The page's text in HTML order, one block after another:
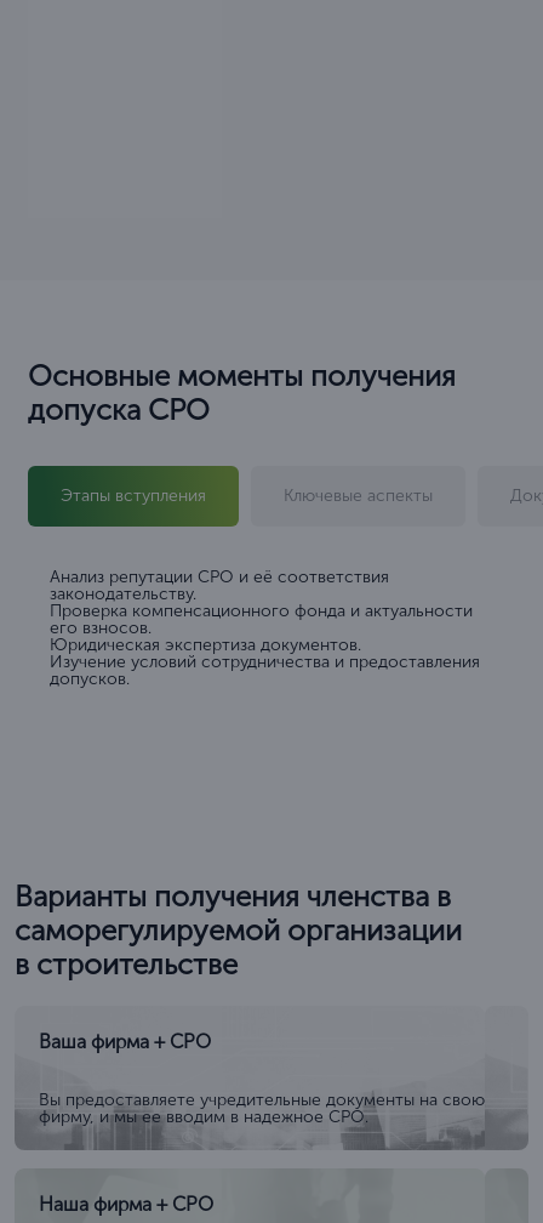
Основные моменты получения
допуска СРО
Этапы вступления Ключевые аспекты
Анализ репутации СРО и её соответствия
законодательству.
Проверка компенсационного фонда и актуальности
его взносов.
Юридическая экспертиза документов.
Изучение условий сотрудничества и предоставления
допусков.
Варианты получения членства в
саморегулируемой организации
в строительстве
Ваша фирма + СРО
Вы предоставляете учредительные документы на свою
фирму, и мы ее вводим в надежное СРО.
Наша фирма + СРО